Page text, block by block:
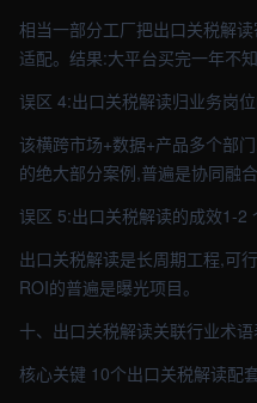
相当一部分工厂把出口关税解
适配。结果:大平台买完一年不
误区 4:出口关税解读归业务岗
该横跨市场+数据+产品多个部
的绝大部分案例,普遍是协同融合
误区 5:出口关税解读的成效1-2
出口关税解读是长周期工程,可
ROI的普遍是曝光项目。
十、出口关税解读关联行业术语
核心关键 10个出口关税解读配